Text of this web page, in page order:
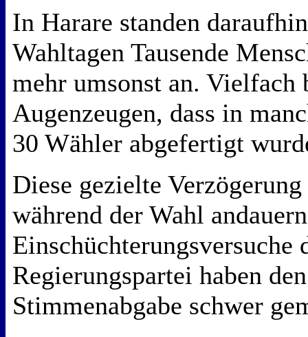
In Harare standen
Wahltagen Tausende
mehr umsonst an. Vielfach
Augenzeugen, dass in
30 Wähler abgefertigt
Diese gezielte
während der Wahl
Einschüchterungsversuche
Regierungspartei haben
Stimmenabgabe schwer